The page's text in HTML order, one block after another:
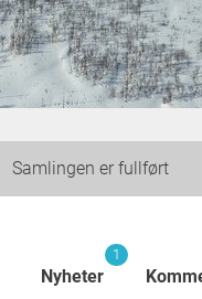
Samlingen er fullført
Nyheter
1